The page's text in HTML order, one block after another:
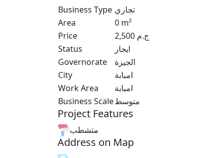
Business Type تجاري
Area
0 m²
Price
2,500 ج.م
Status
ايجار
Governorate
الجيزة
City
امبابة
Work Area
امبابة
Business Scaleمتوسط
Project Features
متشطب
Address on Map